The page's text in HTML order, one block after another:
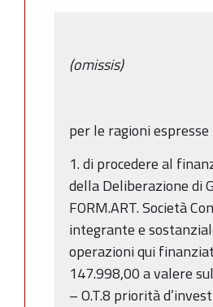
(omissis)
per le ragioni
1. di procedere al
della Deliberazione di
FORM.ART. Società
integrante e
operazioni qui
147.998,00 a valere
– O.T.8 priorità